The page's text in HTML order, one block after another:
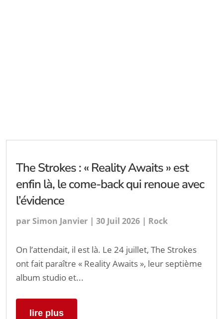
The Strokes : « Reality Awaits » est
enfin là, le come-back qui renoue avec
l’évidence
parSimon Janvier | 30 Juil 2026 | Rock
On l’attendait, il est là. Le 24 juillet, The Strokes
ont fait paraître « Reality Awaits », leur septième
album studio et...
lire plus